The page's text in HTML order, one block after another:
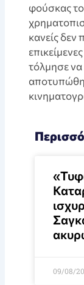
φούσκας
κανείς δεν
τόλμησε να
09/08/